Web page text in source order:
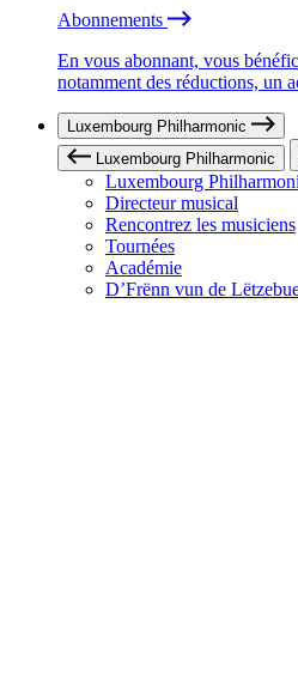
Abonnements
En vous abonnant, vous
notamment des réductions, un
Luxembourg Philharmonic
Luxembourg Philharmonic
Luxembourg
Directeur musical
Rencontrez les musiciens
Tournées
Académie
D’Frënn vun de